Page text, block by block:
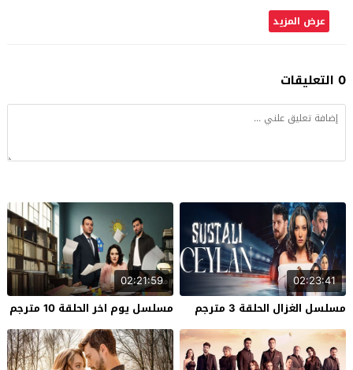
عرض المزيد
0 التعليقات
02:23:41
مسلسل الغزال الحلقة 3 مترجم
02:21:59
مسلسل يوم اخر الحلقة 10 مترجم